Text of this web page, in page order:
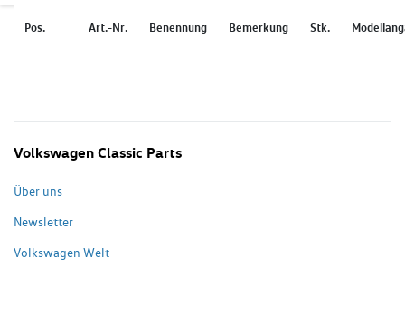
Pos. Art.-Nr. Benennung Bemerkung Stk.
Volkswagen Classic Parts
Über uns
Newsletter
Volkswagen Welt